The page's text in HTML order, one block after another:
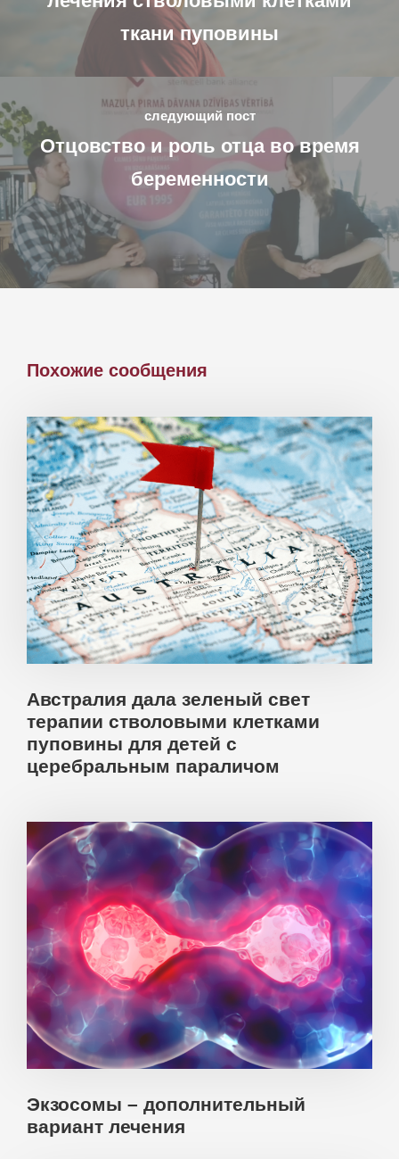
ткани пуповины
следующий пост
Отцовство и роль отца во время
беременности
Похожие сообщения
Австралия дала зеленый свет
терапии стволовыми клетками
пуповины для детей с
церебральным параличом
Экзосомы – дополнительный
вариант лечения